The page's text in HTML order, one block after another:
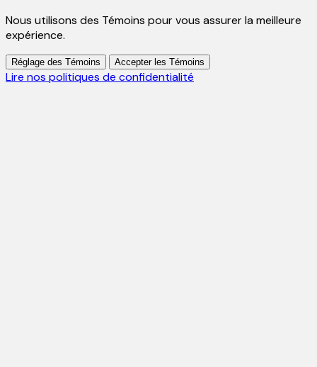
Nous utilisons des Témoins pour vous assurer la meilleure
expérience.
Réglage des Témoins Accepter les Témoins
Lire nos politiques de confidentialité